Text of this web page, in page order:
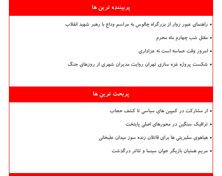
پربیننده ترین ها
راهنمای عبور زوار از بزرگراه چالوس به مراسم وداع با رهبر شهید انقلاب
مقتل شب چهارم ماه محرم
امروز وقت حماسه است نه عزاداری
شکست پروژه غزه سازی تهران روایت مدیران شهری از روزهای جنگ
پربحث ترین ها
از مشارکت در کمپین های سیاسی تا کشف حجاب
ترافیک سنگین در محورهای اصلی پایتخت
هیاهوی سلبریتی ها برای قاتلان زنده سوز میدان علیخانی
مریم همتیان بازیگر جوان سینما و تئاتر درگذشت